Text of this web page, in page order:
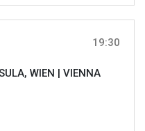
19:30
WIEN | VIENNA